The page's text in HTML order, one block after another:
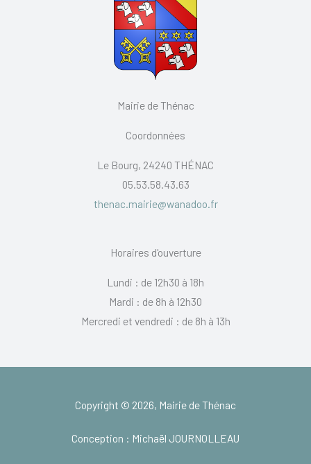
Mairie de Thénac
Coordonnées
Le Bourg, 24240 THÉNAC
05.53.58.43.63
thenac.mairie@wanadoo.fr
Horaires d'ouverture
Lundi : de 12h30 à 18h
Mardi : de 8h à 12h30
Mercredi et vendredi : de 8h à 13h
Copyright © 2026, Mairie de Thénac
Conception : Michaël JOURNOLLEAU